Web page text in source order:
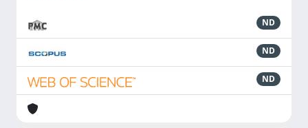
ND
ND
ND